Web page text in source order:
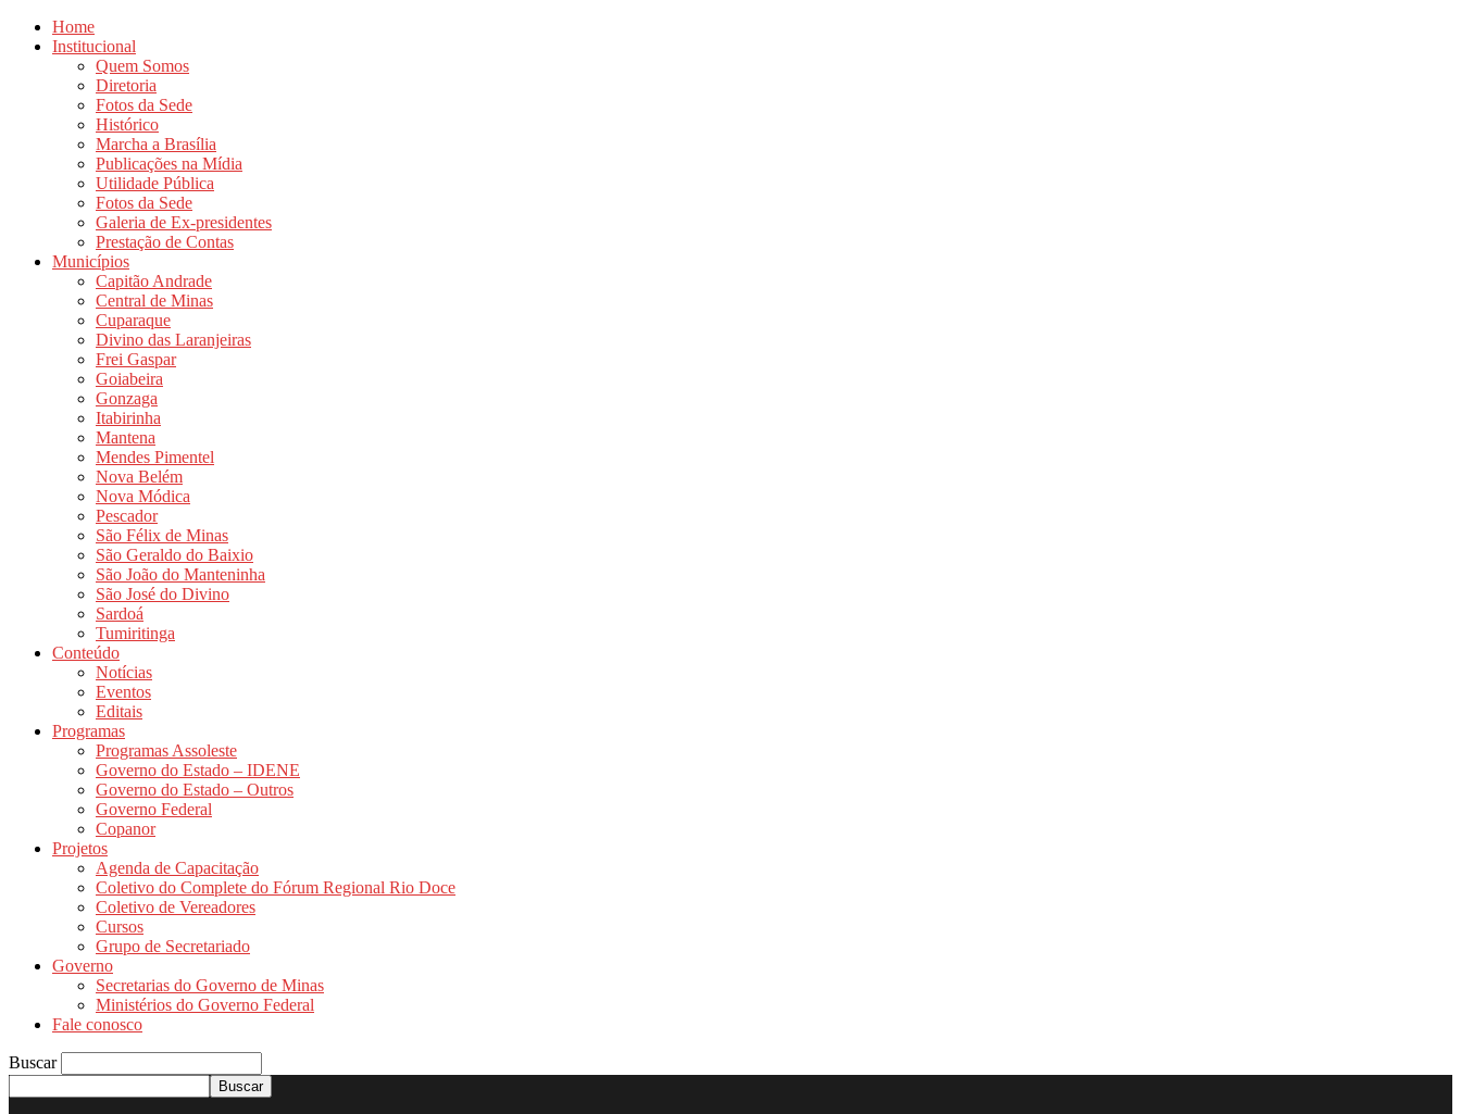
Home
Institucional
Quem Somos
Diretoria
Fotos da Sede
Histórico
Marcha a Brasília
Publicações na Mídia
Utilidade Pública
Fotos da Sede
Galeria de Ex-presidentes
Prestação de Contas
Municípios
Capitão Andrade
Central de Minas
Cuparaque
Divino das Laranjeiras
Frei Gaspar
Goiabeira
Gonzaga
Itabirinha
Mantena
Mendes Pimentel
Nova Belém
Nova Módica
Pescador
São Félix de Minas
São Geraldo do Baixio
São João do Manteninha
São José do Divino
Sardoá
Tumiritinga
Conteúdo
Notícias
Eventos
Editais
Programas
Programas Assoleste
Governo do Estado – IDENE
Governo do Estado – Outros
Governo Federal
Copanor
Projetos
Agenda de Capacitação
Coletivo do Complete do Fórum Regional Rio Doce
Coletivo de Vereadores
Cursos
Grupo de Secretariado
Governo
Secretarias do Governo de Minas
Ministérios do Governo Federal
Fale conosco
Buscar